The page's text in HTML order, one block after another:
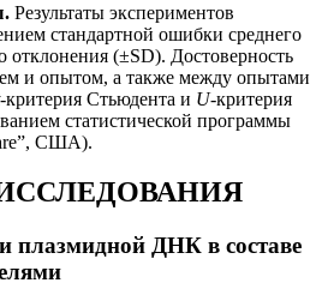
Результаты экспериментов
стандартной ошибки среднего
отклонения (±SD). Достоверность
и опытом, а также между опытами
-критерия Стьюдента и U-критерия
статистической программы
США).
плазмидной ДНК в составе